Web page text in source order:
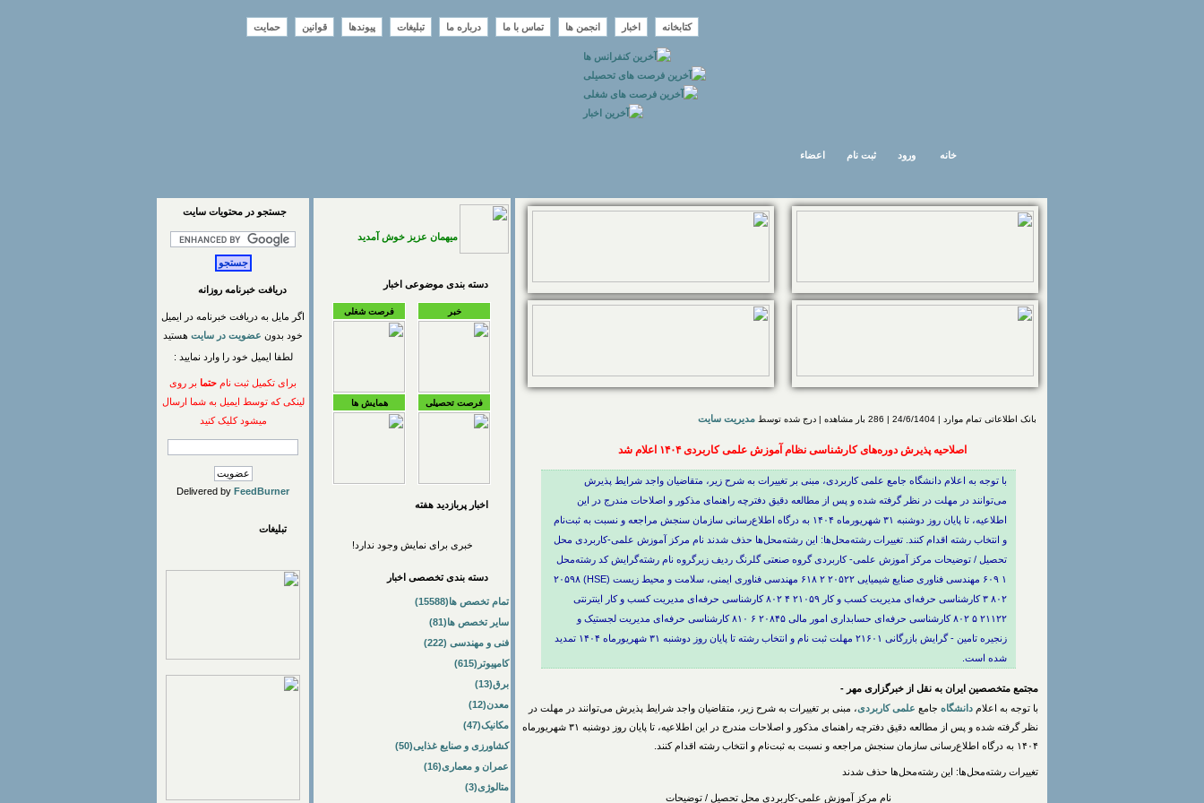
کتابخانه اخبار انجمن ها تماس با ما درباره ما تبلیغات پیوندها قوانین حمایت
اعضاء ثبت نام ورود خانه
بانک اطلاعاتی تمام موارد | 24/6/1404 | 286 بار مشاهده | درج شده توسط مدیریت سایت
اصلاحیه پذیرش دوره‌های کارشناسی نظام آموزش علمی کاربردی ۱۴۰۴ اعلام شد
با توجه به اعلام دانشگاه جامع علمی کاربردی، مبنی بر تغییرات به شرح زیر، متقاضیان واجد شرایط پذیرش
می‌توانند در مهلت در نظر گرفته شده و پس از مطالعه دقیق دفترچه راهنمای مذکور و اصلاحات مندرج در این
اطلاعیه، تا پایان روز دوشنبه ۳۱ شهریورماه ۱۴۰۴ به درگاه اطلاع‌رسانی سازمان سنجش مراجعه و نسبت به ثبت‌نام
و انتخاب رشته اقدام کنند. تغییرات رشته‌محل‌ها: این رشته‌محل‌ها حذف شدند نام مرکز آموزش علمی-کاربردی محل
تحصیل / توضیحات مرکز آموزش علمی- کاربردی گروه صنعتی گلرنگ ردیف زیرگروه نام رشته‌گرایش کد رشته‌محل
۱ ۶۰۹ مهندسی فناوری صنایع شیمیایی ۲۰۵۲۲ ۲ ۶۱۸ مهندسی فناوری ایمنی، سلامت و محیط زیست (HSE) ۲۰۵۹۸
۳ ۸۰۲ کارشناسی حرفه‌ای مدیریت کسب و کار ۲۱۰۵۹ ۴ ۸۰۲ کارشناسی حرفه‌ای مدیریت کسب و کار اینترنتی
۲۱۱۲۲ ۵ ۸۰۲ کارشناسی حرفه‌ای حسابداری امور مالی ۲۰۸۴۵ ۶ ۸۱۰ کارشناسی حرفه‌ای مدیریت لجستیک و
زنجیره تامین - گرایش بازرگانی ۲۱۶۰۱ مهلت ثبت نام و انتخاب رشته تا پایان روز دوشنبه ۳۱ شهریورماه ۱۴۰۴ تمدید
شده است.
مجتمع متخصصین ایران به نقل از خبرگزاری مهر -
با توجه به اعلام دانشگاه جامع علمی کاربردی، مبنی بر تغییرات به شرح زیر، متقاضیان واجد شرایط پذیرش می‌توانند در مهلت در
نظر گرفته شده و پس از مطالعه دقیق دفترچه راهنمای مذکور و اصلاحات مندرج در این اطلاعیه، تا پایان روز دوشنبه ۳۱ شهریورماه
۱۴۰۴ به درگاه اطلاع‌رسانی سازمان سنجش مراجعه و نسبت به ثبت‌نام و انتخاب رشته اقدام کنند.
تغییرات رشته‌محل‌ها: این رشته‌محل‌ها حذف شدند
نام مرکز آموزش علمی-کاربردی محل تحصیل / توضیحات
میهمان عزیز خوش آمدید
دسته بندی موضوعی اخبار
خبر فرصت شغلی
فرصت تحصیلی همایش ها
اخبار پربازديد هفته
خبری برای نمایش وجود ندارد!
دسته بندی تخصصی اخبار
تمام تخصص ها(15588)
سایر تخصص ها(81)
فنی و مهندسی (222)
کامپیوتر(615)
برق(13)
معدن(12)
مکانیک(47)
کشاورزی و صنایع غذایی(50)
عمران و معماری(16)
متالوژی(3)
جستجو در محتويات سايت
دریافت خبرنامه روزانه
اگر مایل به دریافت خبرنامه در ایمیل
خود بدون عضویت در سایت هستید
لطفا ایمیل خود را وارد نمایید :
برای تکمیل ثبت نام حتما بر روی
لینکی که توسط ایمیل به شما ارسال
میشود کلیک کنید
Delivered by FeedBurner
تبلیغات